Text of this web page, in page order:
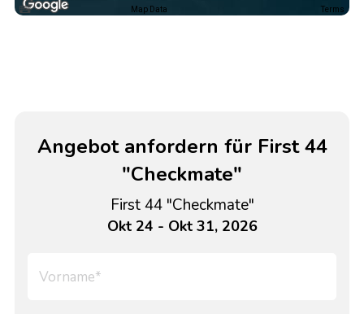
Map Data Terms
Angebot anfordern für First 44
"Checkmate"
First 44 "Checkmate"
Okt 24 - Okt 31, 2026